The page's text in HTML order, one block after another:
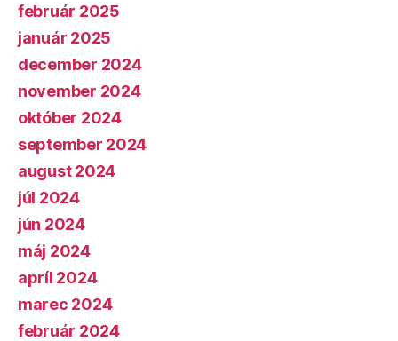
február 2025
január 2025
december 2024
november 2024
október 2024
september 2024
august 2024
júl 2024
jún 2024
máj 2024
apríl 2024
marec 2024
február 2024